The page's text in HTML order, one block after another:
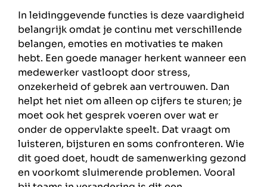
In leidinggevende functies is deze vaardigheid
belangrijk omdat je continu met verschillende
belangen, emoties en motivaties te maken
hebt. Een goede manager herkent wanneer een
medewerker vastloopt door stress,
onzekerheid of gebrek aan vertrouwen. Dan
helpt het niet om alleen op cijfers te sturen; je
moet ook het gesprek voeren over wat er
onder de oppervlakte speelt. Dat vraagt om
luisteren, bijsturen en soms confronteren. Wie
dit goed doet, houdt de samenwerking gezond
en voorkomt sluimerende problemen. Vooral